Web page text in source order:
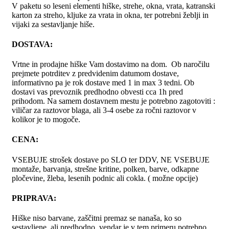
V paketu so leseni elementi hiške, strehe, okna, vrata, katranski
karton za streho, kljuke za vrata in okna, ter potrebni žeblji in
vijaki za sestavljanje hiše.
DOSTAVA:
Vrtne in prodajne hiške Vam dostavimo na dom. Ob naročilu
prejmete potrditev z predvidenim datumom dostave,
informativno pa je rok dostave med 1 in max 3 tedni. Ob
dostavi vas prevoznik predhodno obvesti cca 1h pred
prihodom. Na samem dostavnem mestu je potrebno zagotoviti :
viličar za raztovor blaga, ali 3-4 osebe za ročni raztovor v
kolikor je to mogoče.
CENA:
VSEBUJE strošek dostave po SLO ter DDV, NE VSEBUJE
montaže, barvanja, strešne kritine, polken, barve, odkapne
pločevine, žleba, lesenih podnic ali cokla. ( možne opcije)
PRIPRAVA:
Hiške niso barvane, zaščitni premaz se nanaša, ko so